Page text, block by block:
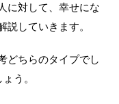
に対して、幸せにな
していきます。
どちらのタイプでし
う。